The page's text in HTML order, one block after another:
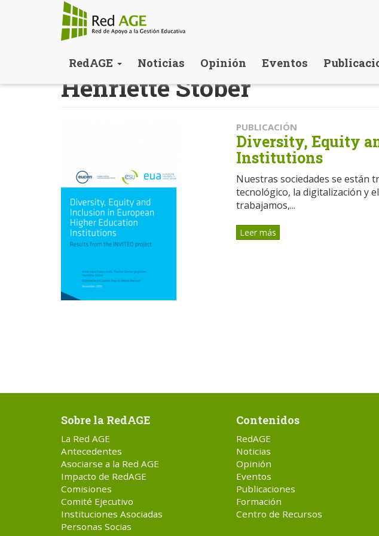
contenido
RedAGE Noticias Opinión Eventos
Henriette Stöber
PUBLICACIÓN
Diversity, Equity
Institutions
Nuestras sociedades se están
tecnológico, la digitalización y
trabajamos,...
Leer más
Sobre la RedAGE
La Red AGE
Antecedentes
Asociarse a la Red AGE
Impacto de RedAGE
Comisiones
Comité Ejecutivo
Instituciones Asociadas
Personas Socias
Contenidos
RedAGE
Noticias
Opinión
Eventos
Publicaciones
Formación
Centro de Recursos